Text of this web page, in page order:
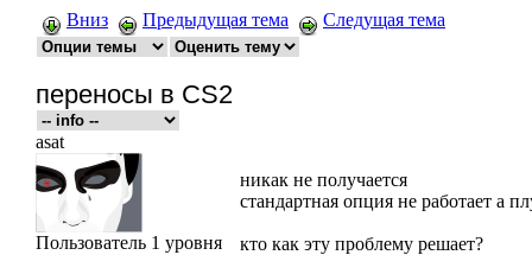
Вниз Предыдущая тема Следущая тема
переносы в CS2
asat
Пользователь 1 уровня
никак не получается
стандартная опция не работает а
кто как эту проблему решает?